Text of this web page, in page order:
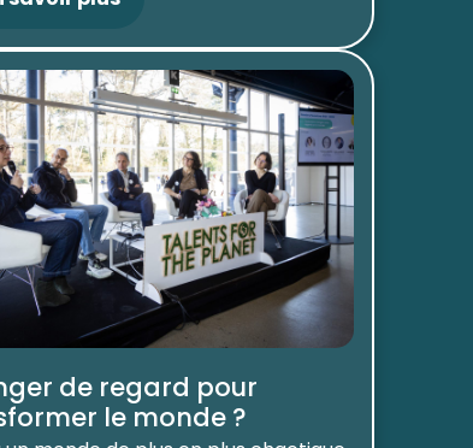
de regard pour
le monde ?